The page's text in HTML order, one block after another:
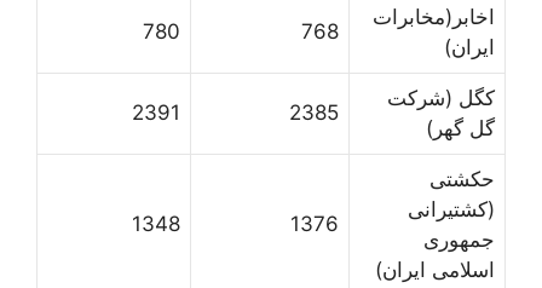
اخابر(مخابرات
ایران)
768
780
کگل (شرکت
گل گهر)
2385
2391
حکشتی‌
(کشتیرانی
جمهوری
اسلامی ایران)
1376
1348